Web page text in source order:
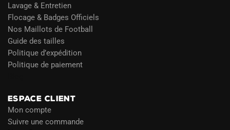
Lavage & Entretien
Flocage & Badges Officiels
Nos Maillots de Football
Guide des tailles
Politique d’expédition
Politique de paiement
ESPACE CLIENT
Mon compte
Suivre une commande